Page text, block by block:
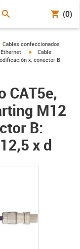
(0)
icon-arrow-right
Cables confeccionados
icon-arrow-right
Ethernet igus-icon-arrow-
Cable
x, conector B:
CAT5e,
M12
B:
x d